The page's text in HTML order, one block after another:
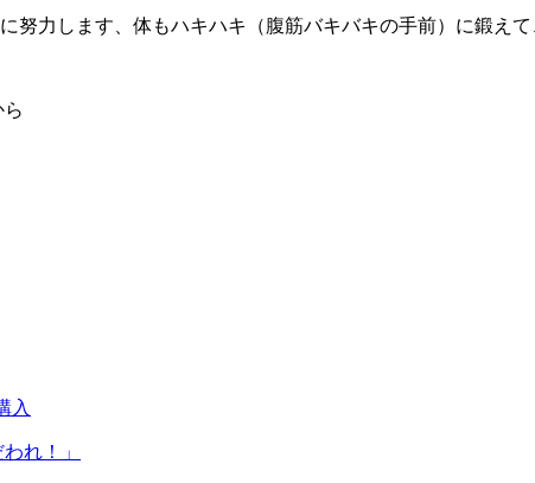
努力します、体もハキハキ（腹筋バキバキの手前）に鍛え
ら
入
れ！」